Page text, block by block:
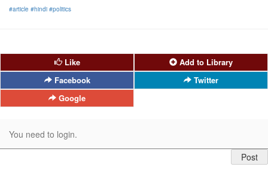
#article #hindi #politics
Like
Add to Library
Facebook
Twitter
Google